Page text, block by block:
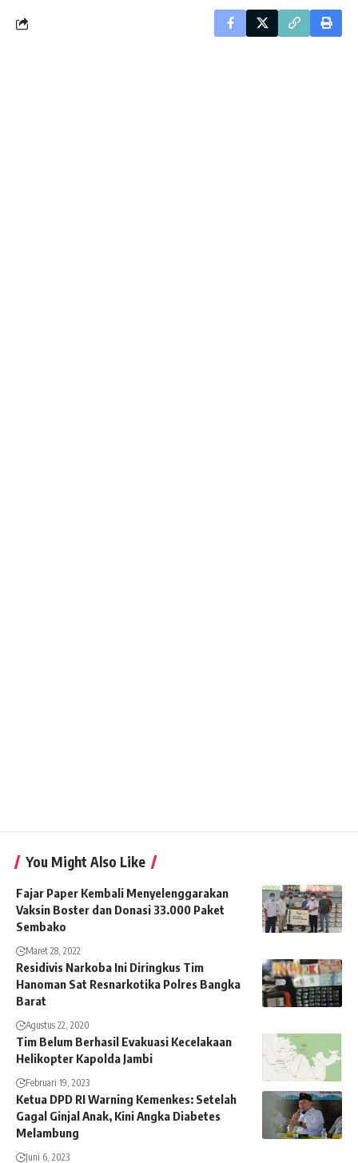
You Might Also Like
Fajar Paper Kembali Menyelenggarakan
Vaksin Boster dan Donasi 33.000 Paket
Sembako
Maret 28, 2022
Residivis Narkoba Ini Diringkus Tim
Hanoman Sat Resnarkotika Polres Bangka
Barat
Agustus 22, 2020
Tim Belum Berhasil Evakuasi Kecelakaan
Helikopter Kapolda Jambi
Februari 19, 2023
Ketua DPD RI Warning Kemenkes: Setelah
Gagal Ginjal Anak, Kini Angka Diabetes
Melambung
Juni 6, 2023